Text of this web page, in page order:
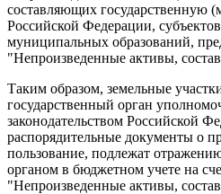
составляющих государственную
Российской Федерации,
муниципальных образований,
"Непроизведенные активы,
Таким образом, земельные
государственный орган
законодательством Российской
распорядительные документы о
пользование, подлежат
органом в бюджетном учете на
"Непроизведенные активы,